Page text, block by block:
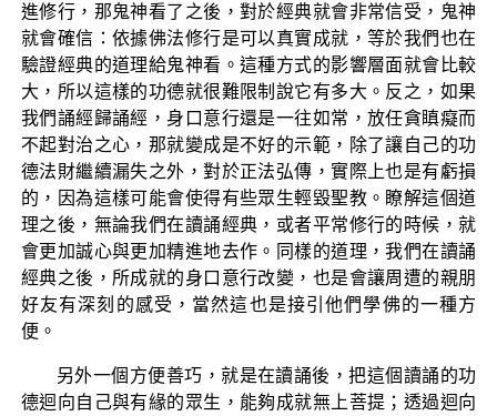
進修行，那鬼神看了之後，對於經典就會非常信受，鬼神
就會確信：依據佛法修行是可以真實成就，等於我們也在
驗證經典的道理給鬼神看。這種方式的影響層面就會比較
大，所以這樣的功德就很難限制說它有多大。反之，如果
我們誦經歸誦經，身口意行還是一往如常，放任貪瞋癡而
不起對治之心，那就變成是不好的示範，除了讓自己的功
德法財繼續漏失之外，對於正法弘傳，實際上也是有虧損
的，因為這樣可能會使得有些眾生輕毀聖教。瞭解這個道
理之後，無論我們在讀誦經典，或者平常修行的時候，就
會更加誠心與更加精進地去作。同樣的道理，我們在讀誦
經典之後，所成就的身口意行改變，也是會讓周遭的親朋
好友有深刻的感受，當然這也是接引他們學佛的一種方
便。
另外一個方便善巧，就是在讀誦後，把這個讀誦的功
德迴向自己與有緣的眾生，能夠成就無上菩提；透過迴向